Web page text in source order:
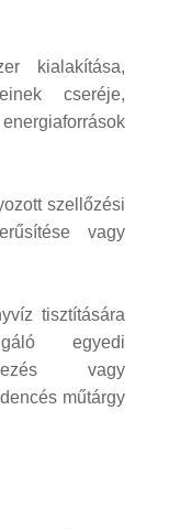
kialakítása,
cseréje,
szellőzési
vagy
tisztítására
egyedi
vagy
műtárgy